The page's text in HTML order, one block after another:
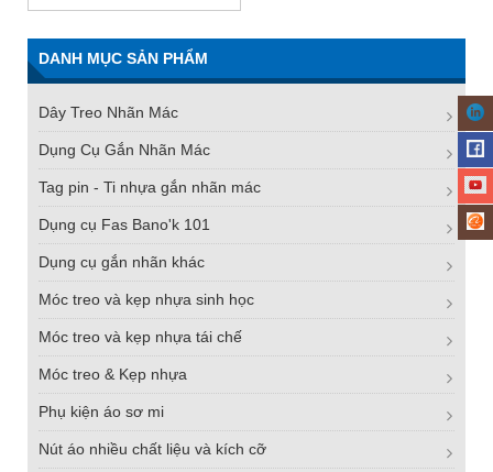
DANH MỤC SẢN PHẨM
Dây Treo Nhãn Mác
Dụng Cụ Gắn Nhãn Mác
Tag pin - Ti nhựa gắn nhãn mác
Dụng cụ Fas Bano'k 101
Dụng cụ gắn nhãn khác
Móc treo và kẹp nhựa sinh học
Móc treo và kẹp nhựa tái chế
Móc treo & Kẹp nhựa
Phụ kiện áo sơ mi
Nút áo nhiều chất liệu và kích cỡ